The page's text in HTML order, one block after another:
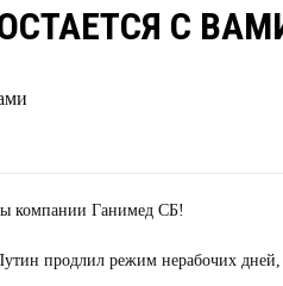
С
компании Ганимед СБ!
продлил режим нерабочих